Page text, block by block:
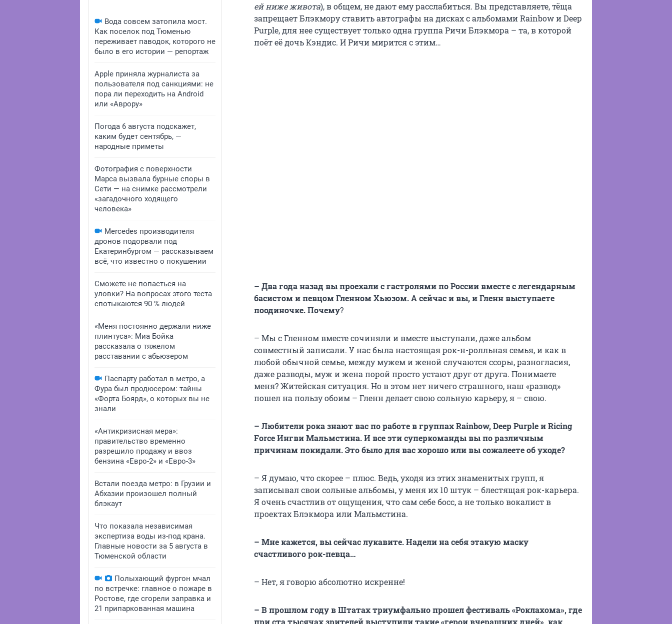
Вода совсем затопила мост.
Как поселок под Тюменью
переживает паводок, которого не
было в его истории — репортаж
Apple приняла журналиста за
пользователя под санкциями: не
пора ли переходить на Android
или «Аврору»
Погода 6 августа подскажет,
каким будет сентябрь, —
народные приметы
Фотография с поверхности
Марса вызвала бурные споры в
Сети — на снимке рассмотрели
«загадочного ходящего
человека»
Mercedes производителя
дронов подорвали под
Екатеринбургом — рассказываем
всё, что известно о покушении
Сможете не попасться на
уловки? На вопросах этого теста
спотыкаются 90 % людей
«Меня постоянно держали ниже
плинтуса»: Миа Бойка
рассказала о тяжелом
расставании с абьюзером
Паспарту работал в метро, а
Фура был продюсером: тайны
«Форта Боярд», о которых вы не
знали
«Антикризисная мера»:
правительство временно
разрешило продажу и ввоз
бензина «Евро-2» и «Евро-3»
Встали поезда метро: в Грузии и
Абхазии произошел полный
блэкаут
Что показала независимая
экспертиза воды из-под крана.
Главные новости за 5 августа в
Тюменской области
Полыхающий фургон мчал
по встречке: главное о пожаре в
Ростове, где сгорели заправка и
21 припаркованная машина
ей ниже живота), в общем, не дают ему расслабиться. Вы представляете, тёща
запрещает Блэкмору ставить автографы на дисках с альбомами Rainbow и Deep
Purple, для нее существует только одна группа Ричи Блэкмора – та, в которой
поёт её дочь Кэндис. И Ричи мирится с этим…
– Два года назад вы проехали с гастролями по России вместе с легендарным
басистом и певцом Гленном Хьюзом. А сейчас и вы, и Гленн выступаете
поодиночке. Почему?
– Мы с Гленном вместе сочиняли и вместе выступали, даже альбом
совместный записали. У нас была настоящая рок-н-ролльная семья, и как в
любой обычной семье, между мужем и женой случаются ссоры, разногласия,
даже разводы, муж и жена порой просто устают друг от друга. Понимаете
меня? Житейская ситуация. Но в этом нет ничего страшного, наш «развод»
пошел на пользу обоим – Гленн делает свою сольную карьеру, я – свою.
– Любители рока знают вас по работе в группахRainbow,DeepPurple иRicing
Force Ингви Мальмстина. И все эти суперкоманды вы по различным
причинам покидали. Это было для вас хорошо или вы сожалеете об уходе?
– Я думаю, что скорее – плюс. Ведь, уходя из этих знаменитых групп, я
записывал свои сольные альбомы, у меня их 10 штук – блестящая рок-карьера.
Я очень счастлив от ощущения, что сам себе босс, а не только вокалист в
проектах Блэкмора или Мальмстина.
– Мне кажется, вы сейчас лукавите. Надели на себя этакую маску
счастливого рок-певца…
– Нет, я говорю абсолютно искренне!
– В прошлом году в Штатах триумфально прошел фестиваль «Роклахома», где
при ста тысячах зрителей выступили такие «герои вчерашних дней», как